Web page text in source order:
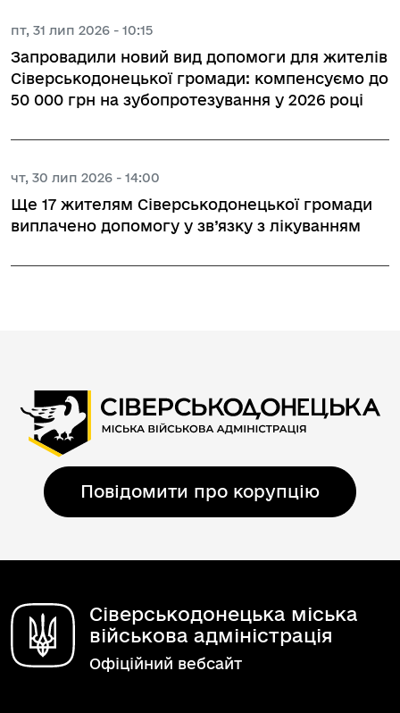
пт, 31 лип 2026 - 10:15
Запровадили новий вид допомоги для жителів
Сіверськодонецької громади: компенсуємо до
50 000 грн на зубопротезування у 2026 році
чт, 30 лип 2026 - 14:00
Ще 17 жителям Сіверськодонецької громади
виплачено допомогу у зв’язку з лікуванням
Повідомити про корупцію
Сіверськодонецька міська
військова адміністрація
Офіційний вебсайт